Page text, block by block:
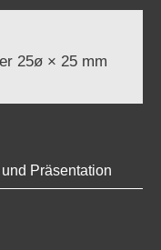
25ø × 25 mm
Präsentation